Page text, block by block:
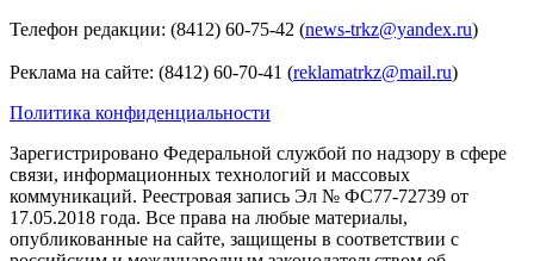
Телефон редакции: (8412) 60-75-42 (news-trkz@yandex.ru)
Реклама на сайте: (8412) 60-70-41 (reklamatrkz@mail.ru)
Политика конфиденциальности
Зарегистрировано Федеральной службой по надзору в сфере
связи, информационных технологий и массовых
коммуникаций. Реестровая запись Эл № ФС77-72739 от
17.05.2018 года. Все права на любые материалы,
опубликованные на сайте, защищены в соответствии с